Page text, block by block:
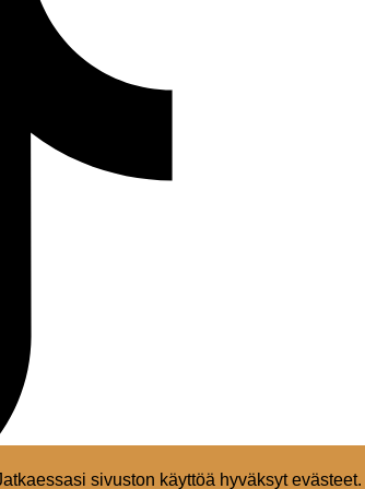
sivuston käyttöä hyväksyt evästeet.